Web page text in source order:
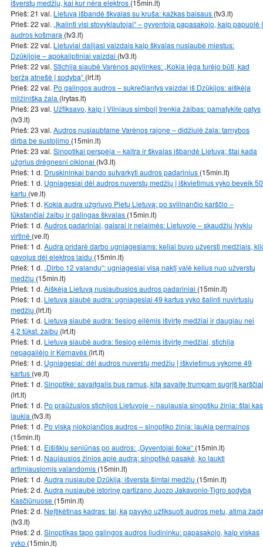
išverstų medžių, kai kur nėra elektros (15min.lt)
Prieš: 21 val. Lietuvą išbandė škvalas su kruša: kažkas baisaus (tv3.lt)
Prieš: 22 val. „Įkalinti visi stovyklautojai“ – gyventoja papasakojo, kaip papuolė į
audros košmarą (tv3.lt)
Prieš: 22 val. Lietuviai dalijasi vaizdais kaip škvalas nusiaubė miestus:
Dzūkijoje – apokaliptiniai vaizdai (tv3.lt)
Prieš: 22 val. Stichija siaubė Varėnos apylinkes: „Kokia jėga turėjo būti, kad
beržą atnešė į sodybą“ (lrt.lt)
Prieš: 22 val. Po galingos audros – sukrečiantys vaizdai iš Dzūkijos: aiškėja
milžiniška žala (lrytas.lt)
Prieš: 23 val. Užfiksavo, kaip į Vilniaus simbolį trenkia žaibas: pamatykite patys
(tv3.lt)
Prieš: 23 val. Audros nusiaubtame Varėnos rajone – didžiulė žala: tarnybos
dirba be sustojimo (15min.lt)
Prieš: 23 val. Sinoptikai perspėja – kaitra ir škvalas išbandė Lietuvą: štai kada
užgrius drėgnesni ciklonai (tv3.lt)
Prieš: 1 d. Druskininkai bando sutvarkyti audros padarinius (15min.lt)
Prieš: 1 d. Ugniagesiai dėl audros nuverstų medžių į iškvietimus vyko beveik 50
kartų (ve.lt)
Prieš: 1 d. Kokia audra užgriuvo Pietų Lietuvą: po svilinančio karščio –
tūkstančiai žaibų ir galingas škvalas (15min.lt)
Prieš: 1 d. Audros padariniai, gaisrai ir nelaimės: Lietuvoje – skaudžių įvykių
virtinė (ve.lt)
Prieš: 1 d. Audra pridarė darbo ugniagesiams: keliai buvo užversti medžiais,
pavojus dėl elektros laidų (15min.lt)
Prieš: 1 d. „Dirbo 12 valandų“: ugniagesiai visą naktį valė kelius nuo užverstų
medžių (15min.lt)
Prieš: 1 d. Aiškėja Lietuvą nusiaubusios audros padariniai (15min.lt)
Prieš: 1 d. Lietuvą siaubė audra: ugniagesiai 49 kartus vyko šalinti nuvirtusių
medžių (lrt.lt)
Prieš: 1 d. Lietuvą siaubė audra: tiesiog eilėmis išvirtę medžiai ir daugiau nei
4,2 tūkst. žaibų (lrt.lt)
Prieš: 1 d. Lietuvą siaubė audra: tiesiog eilėmis išvirtę medžiai, stichija
nepagailėjo ir Kernavės (lrt.lt)
Prieš: 1 d. Ugniagesiai: dėl audros nuverstų medžių į iškvietimus vykome 49
kartus (ve.lt)
Prieš: 1 d. Sinoptikė: savaitgalis bus ramus, kitą savaitę trumpam sugrįš karščiai
(lrt.lt)
Prieš: 1 d. Po praūžusios stichijos Lietuvoje – naujausia sinoptikų žinia: štai kas
laukia (tv3.lt)
Prieš: 1 d. Po viską niokojančios audros – sinoptiko žinia: laukia permainos
(15min.lt)
Prieš: 1 d. Eišiškių seniūnas po audros: „Gyventojai šoke“ (15min.lt)
Prieš: 1 d. Naujausios žinios apie audrą: sinoptikė pasakė, ko laukti
artimiausiomis valandomis (15min.lt)
Prieš: 1 d. Audra nusiaubė Dzūkiją: išversta šimtai medžių (15min.lt)
Prieš: 2 d. Audra nusiaubė istorinę partizano Juozo Jakavonio-Tigro sodybą
Kasčiūnuose (15min.lt)
Prieš: 2 d. Neįtikėtinas kadras: tai, ką pavyko užfiksuoti audros metu, atima
(tv3.lt)
Prieš: 2 d. Sinoptikas tapo galingos audros liudininku: papasakojo, kaip viskas
vyko (15min.lt)